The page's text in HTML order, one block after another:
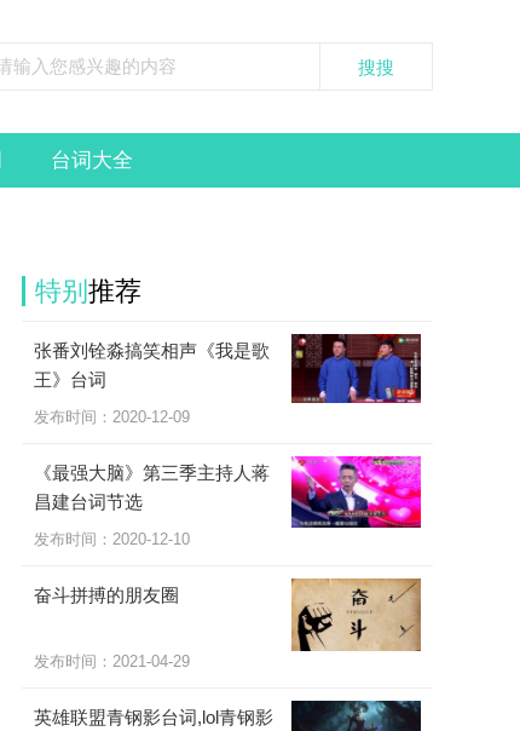
台词大全
特别 推荐
张番刘铨淼搞笑相声《我是歌
王》台词
发布时间：2020-12-09
《最强大脑》第三季主持人蒋
昌建台词节选
发布时间：2020-12-10
奋斗拼搏的朋友圈
发布时间：2021-04-29
英雄联盟青钢影台词,lol青钢影